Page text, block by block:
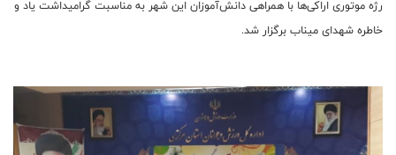
رژه موتوری اراکی‌ها با همراهی دانش‌آموزان این شهر به مناسبت گرامیداشت یاد و
خاطره شهدای میناب برگزار شد.